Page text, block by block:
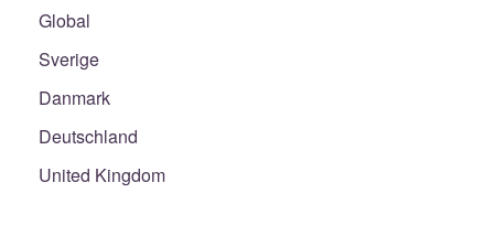
Global
Sverige
Danmark
Deutschland
United Kingdom